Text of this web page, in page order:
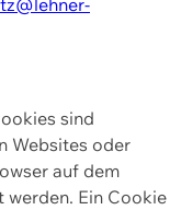
sind
Websites oder
auf dem
werden. Ein Cookie